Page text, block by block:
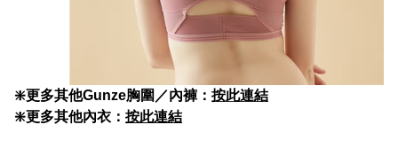
❇️更多其他Gunze胸圍／內褲： 按此連結
❇️更多其他內衣： 按此連結